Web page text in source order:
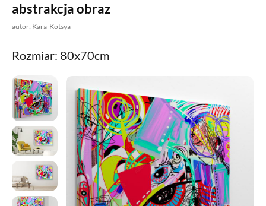
abstrakcja obraz
autor: Kara-Kotsya
Rozmiar: 80x70cm